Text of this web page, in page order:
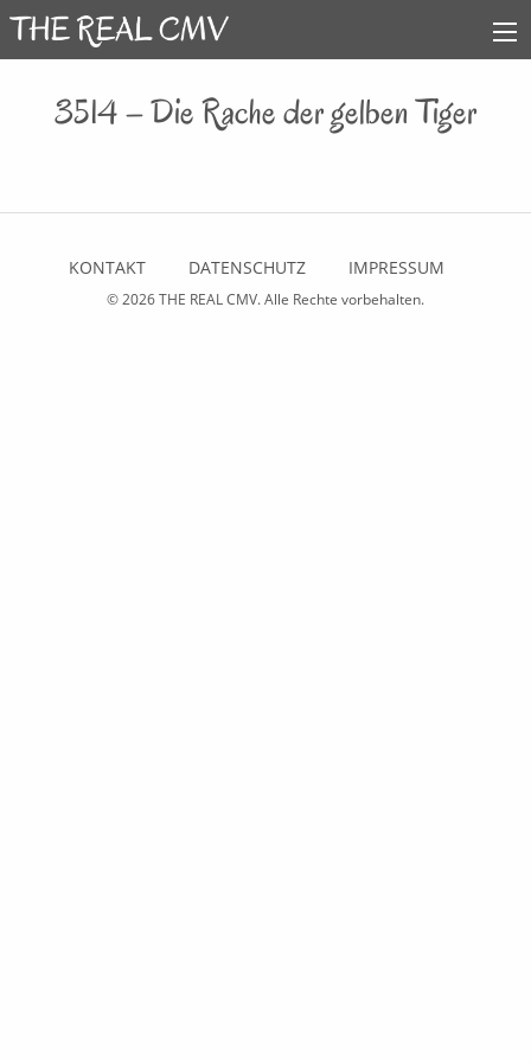
3514 – Die Rache der gelben Tiger
KONTAKT DATENSCHUTZ IMPRESSUM
© 2026THE REAL CMV. Alle Rechte vorbehalten.